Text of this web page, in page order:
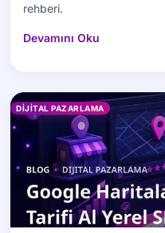
rehberi.
Devamını Oku
DIJITAL PAZARLAMA